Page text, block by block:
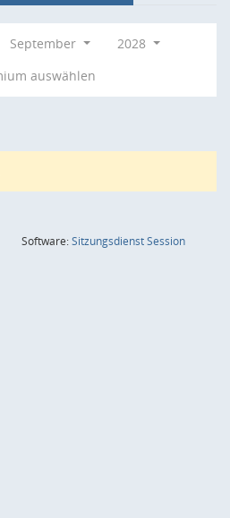
September
2028
auswählen
Software:SitzungsdienstSession(Wird in